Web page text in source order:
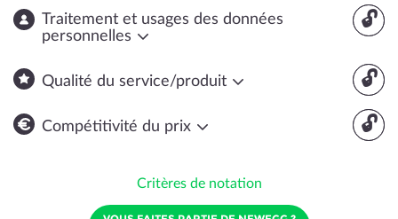
🔓
Traitement et usages des données
personnelles
🔓
Qualité du service/produit
🔓
Compétitivité du prix
Critères de notation